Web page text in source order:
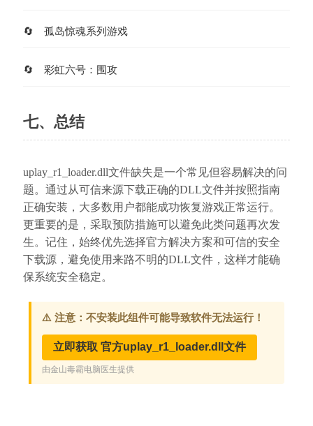
孤岛惊魂系列游戏
彩虹六号：围攻
七、总结
uplay_r1_loader.dll文件缺失是一个常见但容易解决的问
题。通过从可信来源下载正确的DLL文件并按照指南
正确安装，大多数用户都能成功恢复游戏正常运行。
更重要的是，采取预防措施可以避免此类问题再次发
生。记住，始终优先选择官方解决方案和可信的安全
下载源，避免使用来路不明的DLL文件，这样才能确
保系统安全稳定。